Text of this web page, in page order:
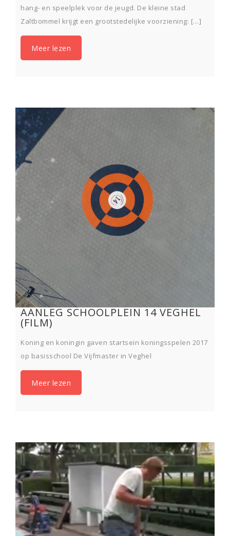
hang- en speelplek voor de jeugd. De kleine stad
Zaltbommel krijgt een grootstedelijke voorziening: […]
Meer lezen
AANLEG SCHOOLPLEIN 14 VEGHEL
(FILM)
Koning en koningin gaven startsein koningsspelen 2017
op basisschool De Vijfmaster in Veghel
Meer lezen